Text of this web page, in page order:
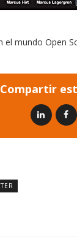
el mundo Open
Compartir